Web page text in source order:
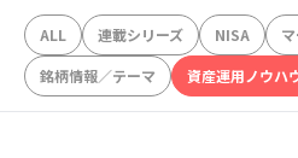
ALL 連載シリーズ NISA
銘柄情報／テーマ
資産運用ノウハ